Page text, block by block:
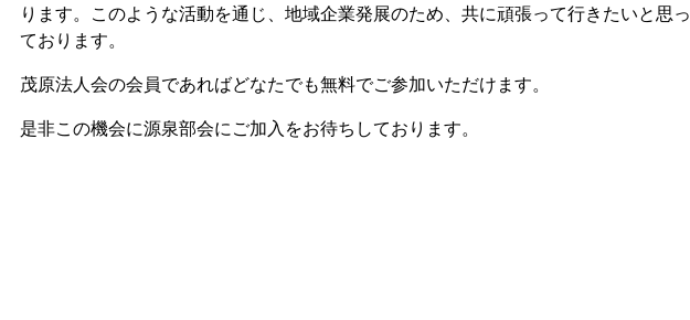
ります。このような活動を通じ、地域企業発展のため、共に頑張って行きたいと思っ
ております。
茂原法人会の会員であればどなたでも無料でご参加いただけます。
是非この機会に源泉部会にご加入をお待ちしております。